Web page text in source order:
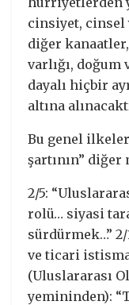
cinsiyet, cinsel
diğer
varlığı,
dayalı hiçbir
altına
Bu genel
şartının”
2/5:
rolü… siyasi
sürdürmek…”
ve ticari
(Uluslararası
yemininden):